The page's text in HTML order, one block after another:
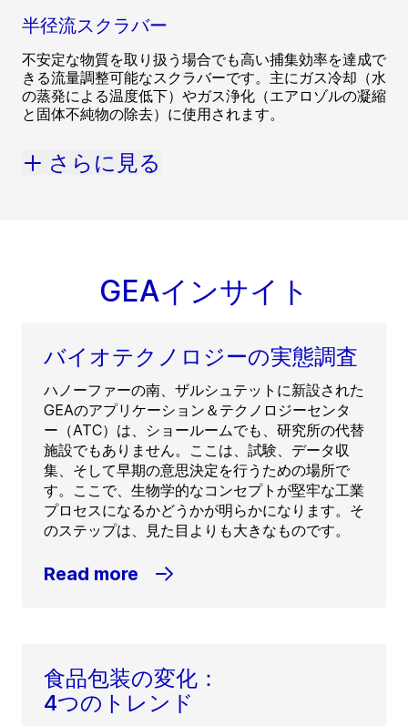
半径流スクラバー
不安定な物質を取り扱う場合でも高い捕集効率を達成で
きる流量調整可能なスクラバーです。主にガス冷却（水
の蒸発による温度低下）やガス浄化（エアロゾルの凝縮
と固体不純物の除去）に使用されます。
さらに見る
GEAインサイト
バイオテクノロジーの実態調査
ハノーファーの南、ザルシュテットに新設された
GEAのアプリケーション＆テクノロジーセンタ
ー（ATC）は、ショールームでも、研究所の代替
施設でもありません。ここは、試験、データ収
集、そして早期の意思決定を行うための場所で
す。ここで、生物学的なコンセプトが堅牢な工業
プロセスになるかどうかが明らかになります。そ
のステップは、見た目よりも大きなものです。
Read more
食品包装の変化：
4つのトレンド